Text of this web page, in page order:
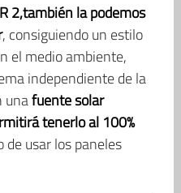
2,también la podemos
, consiguiendo un estilo
el medio ambiente,
independiente de la
unafuente solar
tenerlo al 100%
de usar los paneles